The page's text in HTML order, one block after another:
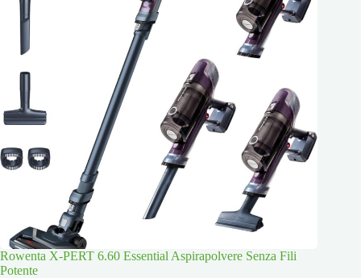
Rowenta X-PERT 6.60 Essential Aspirapolvere Senza Fili
Potente